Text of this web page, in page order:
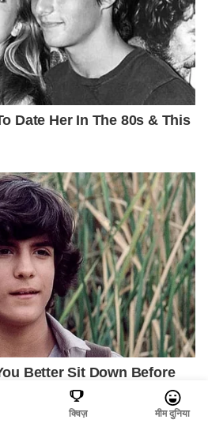
क्विज़ मीम दुनिया